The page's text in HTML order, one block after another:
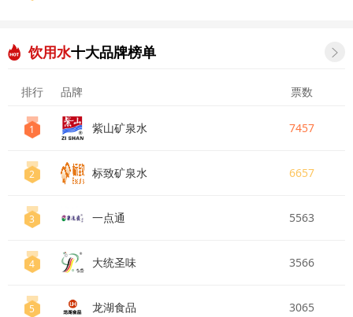
饮用水十大品牌榜单 
排行 品牌 票数
1 紫山矿泉水 7457
2 标致矿泉水 6657
3 一点通 5563
4 大统圣味 3566
5 龙湖食品 3065